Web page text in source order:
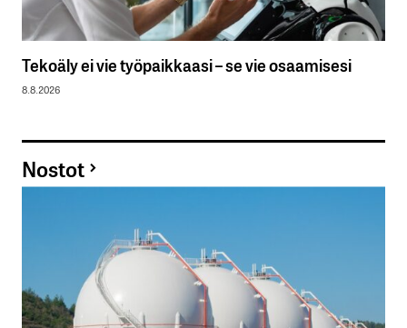
Tekoäly ei vie työpaikkaasi – se vie osaamisesi
8.8.2026
Nostot